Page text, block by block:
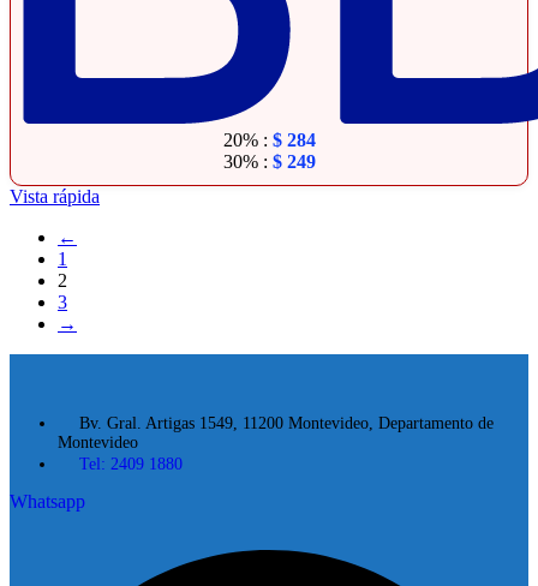
20% : $284
30% : $249
Vista rápida
←
1
2
3
→
Bv. Gral. Artigas 1549, 11200 Montevideo, Departamento de
Montevideo
Tel: 2409 1880
Whatsapp